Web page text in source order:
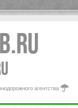
агентства